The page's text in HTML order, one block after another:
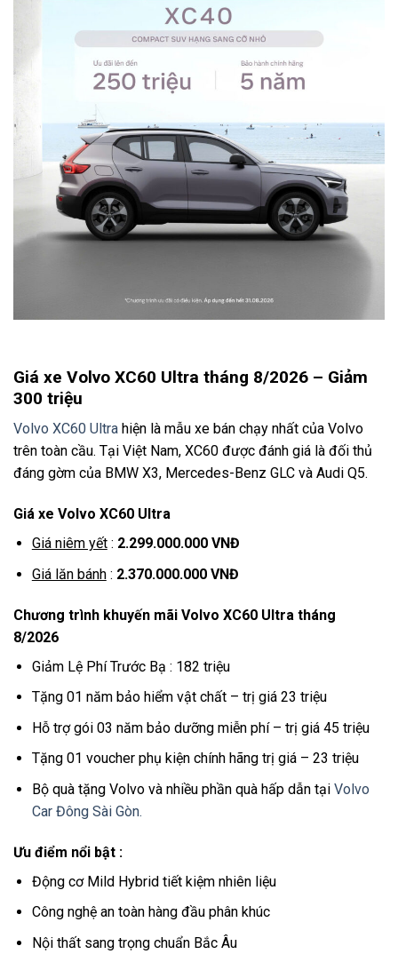
Giá xe Volvo XC60 Ultra tháng 8/2026 – Giảm
300 triệu
Volvo XC60 Ultra hiện là mẫu xe bán chạy nhất của Volvo
trên toàn cầu. Tại Việt Nam, XC60 được đánh giá là đối thủ
đáng gờm của BMW X3, Mercedes-Benz GLC và Audi Q5.
Giá xe Volvo XC60 Ultra
Giá niêm yết: 2.299.000.000 VNĐ
Giá lăn bánh: 2.370.000.000 VNĐ
Chương trình khuyến mãi Volvo XC60 Ultra tháng
8/2026
Giảm Lệ Phí Trước Bạ : 182 triệu
Tặng 01 năm bảo hiểm vật chất – trị giá 23 triệu
Hỗ trợ gói 03 năm bảo dưỡng miễn phí – trị giá 45 triệu
Tặng 01 voucher phụ kiện chính hãng trị giá – 23 triệu
Bộ quà tặng Volvo và nhiều phần quà hấp dẫn tại Volvo
Car Đông Sài Gòn.
Ưu điểm nổi bật :
Động cơ Mild Hybrid tiết kiệm nhiên liệu
Công nghệ an toàn hàng đầu phân khúc
Nội thất sang trọng chuẩn Bắc Âu